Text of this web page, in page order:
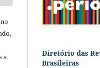
a
Diretório das
Brasileiras